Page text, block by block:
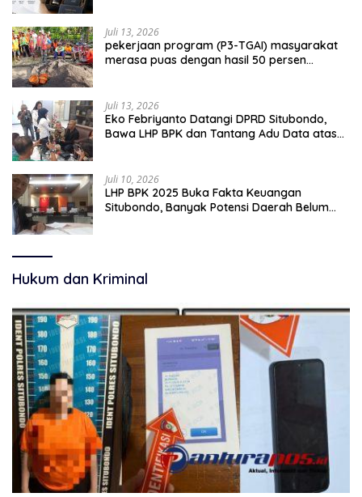
Juli 13, 2026
pekerjaan program (P3-TGAI) masyarakat
merasa puas dengan hasil 50 persen
Juli 13, 2026
Eko Febriyanto Datangi DPRD Situbondo,
Bawa LHP BPK dan Tantang Adu Data atas
Juli 10, 2026
LHP BPK 2025 Buka Fakta Keuangan
Situbondo, Banyak Potensi Daerah Belum
Hukum dan Kriminal